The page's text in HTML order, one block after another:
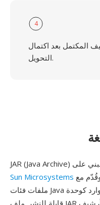
4
المكتمل بعد اكتمال
التحويل.
Sun Microsystems
ملفات فئات Java والبيانات الوصفية المرتبطة والموارد كوحدة
قابلة للنشر. ملف JAR هو هيكلياً أرشيف ZIP مع إضافة ملف